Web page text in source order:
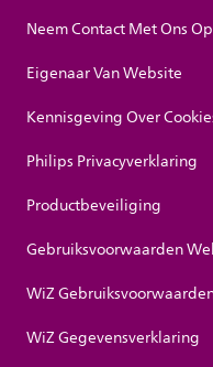
Neem Contact Met Ons Op
Eigenaar Van Website
Kennisgeving Over
Philips Privacyverklaring
Productbeveiliging
Gebruiksvoorwaarden
WiZ
WiZ Gegevensverklaring